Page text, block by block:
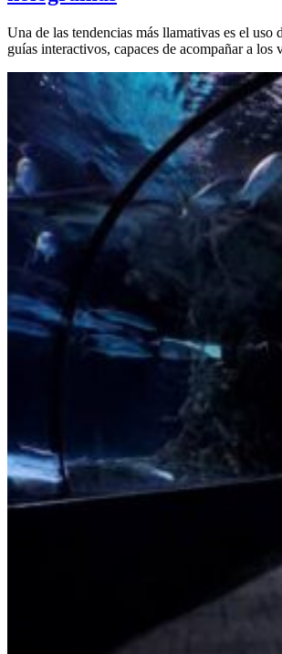
Una de las tendencias más llamativas es el uso
guías interactivos, capaces de acompañar a los